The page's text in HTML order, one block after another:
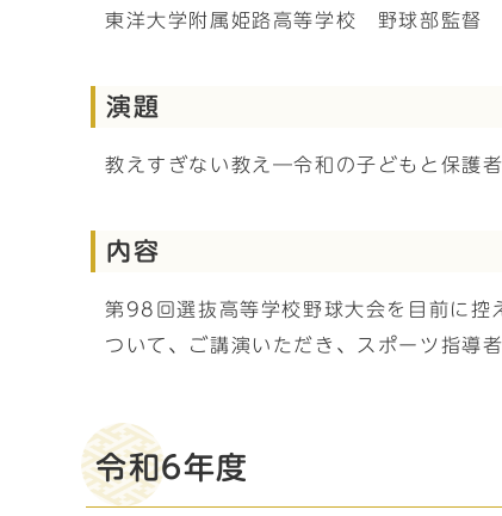
東洋大学附属姫路高等学校 野球部監
演題
教えすぎない教え―令和の子どもと保護
内容
第98回選抜高等学校野球大会を目前に控
ついて、ご講演いただき、スポーツ指導
令和6年度